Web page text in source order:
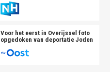
Voor het eerst in Overijssel foto
opgedoken van deportatie Joden